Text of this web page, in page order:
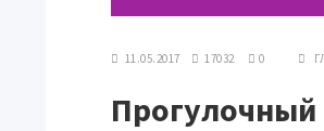
11.05.2017 17032 0